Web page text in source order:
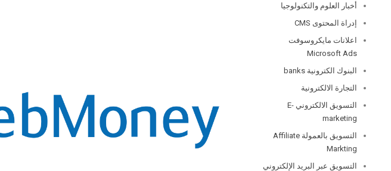
أخبار العلوم والتكنولوجيا
إدراة المحتوى CMS
اعلانات مايكروسوفت
Microsoft Ads
البنوك الكترونية banks
التجارة الالكترونية
التسويق الالكتروني E-
marketing
التسويق بالعمولة Affiliate
Markting
التسويق عبر البريد الإلكتروني